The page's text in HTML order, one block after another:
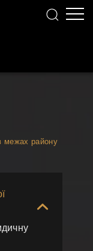
межах району